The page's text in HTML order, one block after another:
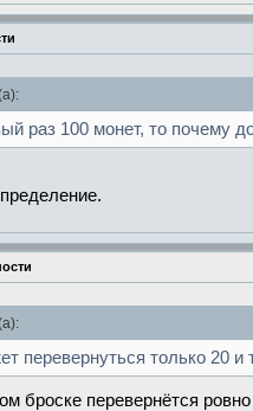
раз 100 монет, то почему
перевернуться только 20 и
броске перевернётся